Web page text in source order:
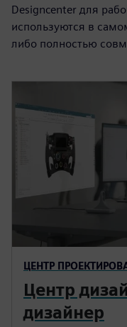
Designcenter для
используются в
либо полностью
ЦЕНТР
Центр
дизайнер